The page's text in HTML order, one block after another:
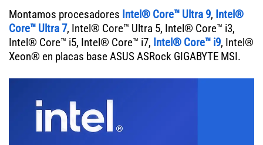
Montamos procesadores Intel® Core™ Ultra 9, Intel®
Core™ Ultra 7, Intel® Core™ Ultra 5, Intel® Core™ i3,
Intel® Core™ i5, Intel® Core™ i7, Intel® Core™ i9, Intel®
Xeon® en placas base ASUS ASRock GIGABYTE MSI.